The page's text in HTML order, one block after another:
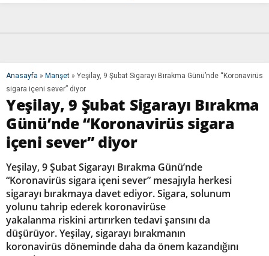
Anasayfa » Manşet » Yeşilay, 9 Şubat Sigarayı Bırakma Günü’nde “Koronavirüs
sigara içeni sever” diyor
Yeşilay, 9 Şubat Sigarayı Bırakma
Günü’nde “Koronavirüs sigara
içeni sever” diyor
Yeşilay, 9 Şubat Sigarayı Bırakma Günü’nde
“Koronavirüs sigara içeni sever” mesajıyla herkesi
sigarayı bırakmaya davet ediyor. Sigara, solunum
yolunu tahrip ederek koronavirüse
yakalanma riskini artırırken tedavi şansını da
düşürüyor. Yeşilay, sigarayı bırakmanın
koronavirüs döneminde daha da önem kazandığını